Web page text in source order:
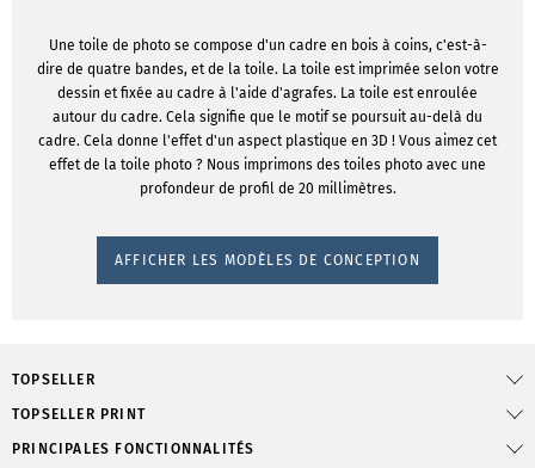
Une toile de photo se compose d'un cadre en bois à coins, c'est-à-
dire de quatre bandes, et de la toile. La toile est imprimée selon votre
dessin et fixée au cadre à l'aide d'agrafes. La toile est enroulée
autour du cadre. Cela signifie que le motif se poursuit au-delà du
cadre. Cela donne l'effet d'un aspect plastique en 3D ! Vous aimez cet
effet de la toile photo ? Nous imprimons des toiles photo avec une
profondeur de profil de 20 millimètres.
AFFICHER LES MODÈLES DE CONCEPTION
TOPSELLER
TOPSELLER PRINT
PRINCIPALES FONCTIONNALITÉS